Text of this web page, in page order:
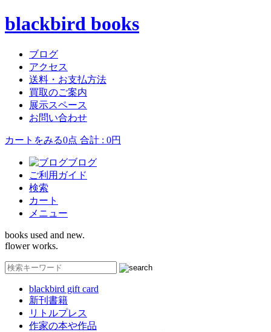
blackbird books
ブログ
アクセス
送料・お支払方法
買取のご案内
展示スペース
お問い合わせ
カートをみる0点 合計 : 0円
ブログ
ご利用ガイド
検索
カート
メニュー
books used and new.
flower works.
blackbird gift card
新刊書籍
リトルプレス
作家の本や作品